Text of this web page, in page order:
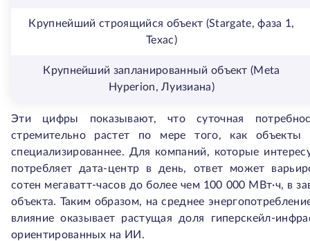
Крупнейший строящийся объект (Stargate, фаза 1,
Техас)
Крупнейший запланированный объект (Meta
Hyperion, Луизиана)
Эти цифры показывают, что суточная
стремительно растет по мере того, как объекты
специализированнее. Для компаний, которые
потребляет дата-центр в день, ответ может
сотен мегаватт-часов до более чем 100 000 МВт·ч, в
объекта. Таким образом, на среднее
влияние оказывает растущая доля гиперскейл-
ориентированных на ИИ.